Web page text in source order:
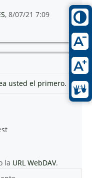
, 8/07/21 7:09
usted el primero.
la URL WebDAV.